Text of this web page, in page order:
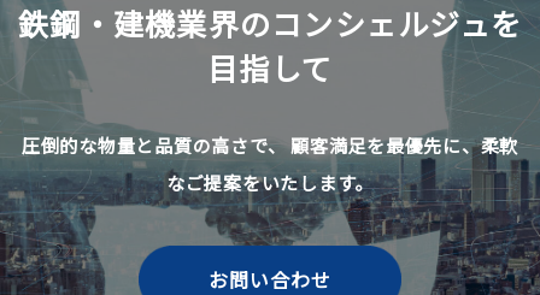
鉄鋼・建機業界のコンシェルジュを
目指して
圧倒的な物量と品質の高さで、顧客満足を最優先に、柔軟
なご提案をいたします。
お問い合わせ